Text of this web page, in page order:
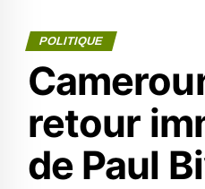
POLITIQUE
retour
de Paul